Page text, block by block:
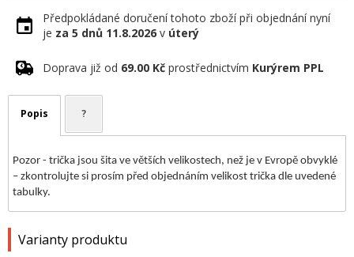
Předpokládané doručení tohoto zboží při objednání nyní
je za 5 dnů 11.8.2026 v úterý
Doprava již od 69.00 Kč prostřednictvím Kurýrem PPL
Popis ?
Pozor - trička jsou šita ve větších velikostech, než je v Evropě obvyklé
– zkontrolujte si prosím před objednáním velikost trička dle uvedené
tabulky.
Varianty produktu